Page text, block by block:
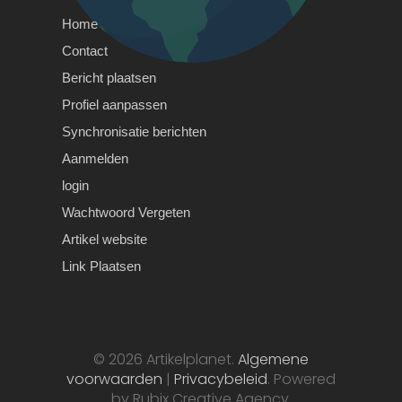
Wishes From Africa vs Africanjoyflix
– Why We’re #1If you’re looking for a
Home
Contact
Bericht plaatsen
Profiel aanpassen
Synchronisatie berichten
Aanmelden
login
Wachtwoord Vergeten
Artikel website
Link Plaatsen
© 2026 Artikelplanet. Algemene
voorwaarden | Privacybeleid. Powered